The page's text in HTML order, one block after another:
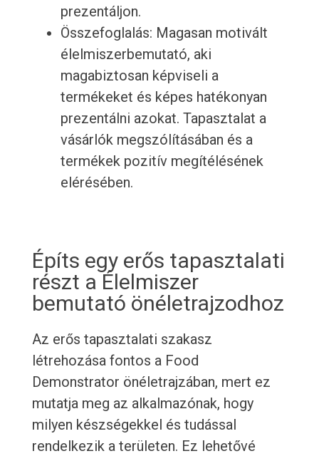
prezentáljon.
Összefoglalás: Magasan motivált
élelmiszerbemutató, aki
magabiztosan képviseli a
termékeket és képes hatékonyan
prezentálni azokat. Tapasztalat a
vásárlók megszólításában és a
termékek pozitív megítélésének
elérésében.
Építs egy erős tapasztalati
részt a Élelmiszer
bemutató önéletrajzodhoz
Az erős tapasztalati szakasz
létrehozása fontos a Food
Demonstrator önéletrajzában, mert ez
mutatja meg az alkalmazónak, hogy
milyen készségekkel és tudással
rendelkezik a területen. Ez lehetővé